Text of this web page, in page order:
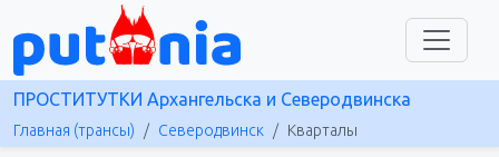
ПРОСТИТУТКИ Архангельска и Северодвинска
Главная (трансы) Северодвинск Кварталы